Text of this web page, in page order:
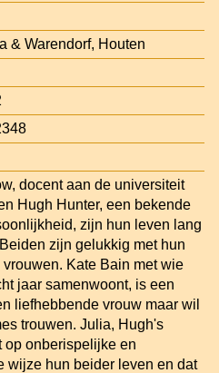
& Warendorf, Houten
docent aan de universiteit
Hugh Hunter, een bekende
zijn hun leven lang
zijn gelukkig met hun
Kate Bain met wie
jaar samenwoont, is een
liefhebbende vrouw maar wil
trouwen. Julia, Hugh's
op onberispelijke en
wijze hun beider leven en dat